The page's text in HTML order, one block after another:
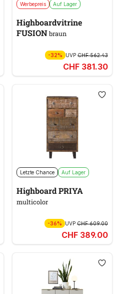
Werbepreis Auf Lager
Highboardvitrine
FUSIONbraun
-32% UVPCHF 562.43
CHF 381.30
Letzte Chance Auf Lager
Highboard PRIYA
multicolor
-36% UVPCHF 609.00
CHF 389.00